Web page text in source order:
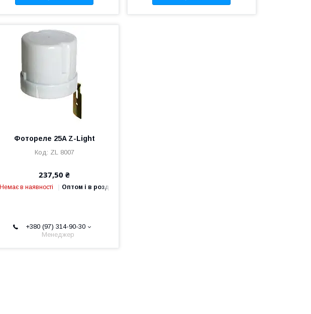
Фотореле 25A Z-Light
ZL 8007
237,50 ₴
Немає в наявності Оптом і в роздріб
+380 (97) 314-90-30
Менеджер